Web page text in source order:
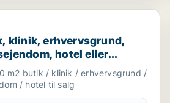
Roskilde m.fl.
erhvervsgrund,
klinik, erhvervsgrund,
hotel eller
m2 butik / klinik / erhvervsgrund /
/ hotel til salg